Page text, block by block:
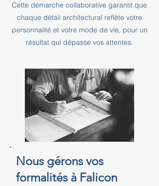
Cette démarche collaborative garantit que
chaque détail architectural reflète votre
personnalité et votre mode de vie, pour un
résultat qui dépasse vos attentes.
Nous gérons vos
formalités à Falicon